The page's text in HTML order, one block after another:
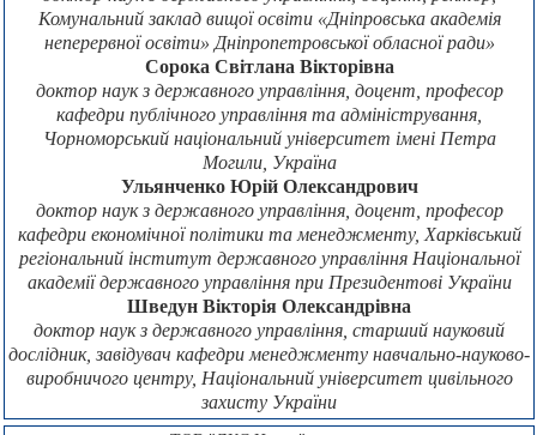
Комунальний заклад вищої освіти «Дніпровська академія
неперервної освіти» Дніпропетровської обласної ради»
Сорока Світлана Вікторівна
доктор наук з державного управління, доцент, професор
кафедри публічного управління та адміністрування,
Чорноморський національний університет імені Петра
Могили, Україна
Ульянченко Юрій Олександрович
доктор наук з державного управління, доцент, професор
кафедри економічної політики та менеджменту, Харківський
регіональний інститут державного управління Національної
академії державного управління при Президентові України
Шведун Вікторія Олександрівна
доктор наук з державного управління, старший науковий
дослідник, завідувач кафедри менеджменту навчально-науково-
виробничого центру, Національний університет цивільного
захисту України